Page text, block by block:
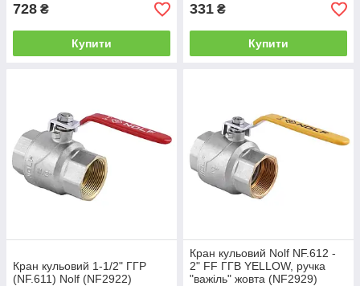
728 ₴
Купити
331 ₴
Купити
Кран кульовий 1-1/2" ГГР
(NF.611) Nolf (NF2922)
Кран кульовий Nolf NF.612 -
2" FF ГГВ YELLOW, ручка
"важіль" жовта (NF2929)